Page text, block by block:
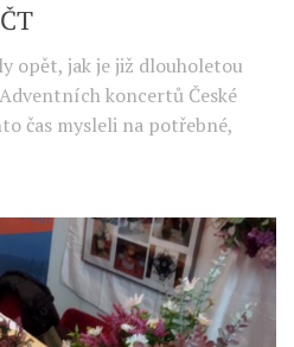
opět, jak je již dlouholetou
koncertů České
čas mysleli na potřebné,